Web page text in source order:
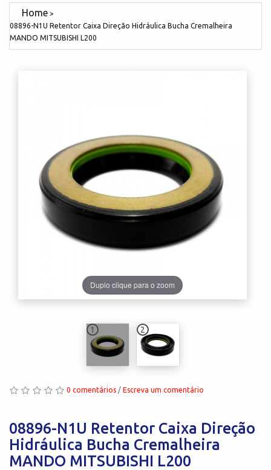
08896-N1U Retentor Caixa Direção Hidráulica Bucha Cremalheira
MANDO MITSUBISHI L200
1 2
Duplo clique para o zoom
0 comentários / Escreva um comentário
08896-N1U Retentor Caixa Direção
Hidráulica Bucha Cremalheira
MANDO MITSUBISHI L200